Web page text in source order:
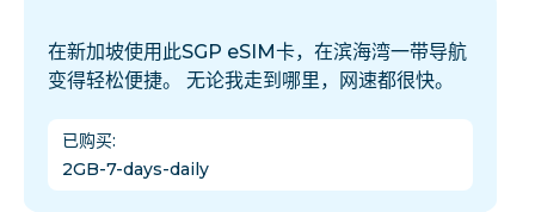
在新加坡使用此SGP eSIM卡，在滨海湾一带导航
变得轻松便捷。 无论我走到哪里，网速都很快。
已购买:
2GB-7-days-daily